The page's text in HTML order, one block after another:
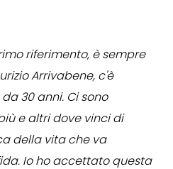
riferimento, è sempre
Arrivabene, c'è
30 anni. Ci sono
e altri dove vinci di
della vita che va
Io ho accettato questa